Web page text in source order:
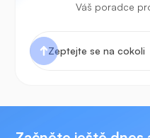
Váš poradce